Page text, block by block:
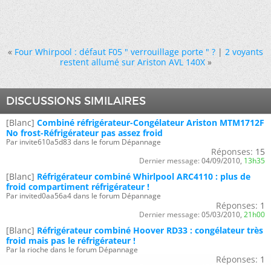
« Four Whirpool : défaut F05 " verrouillage porte " ?|2 voyants
restent allumé sur Ariston AVL 140X »
DISCUSSIONS SIMILAIRES
[Blanc] Combiné réfrigérateur-Congélateur Ariston MTM1712F
No frost-Réfrigérateur pas assez froid
Par invite610a5d83 dans le forum Dépannage
Réponses: 15
Dernier message: 04/09/2010, 13h35
[Blanc] Réfrigérateur combiné Whirlpool ARC4110 : plus de
froid compartiment réfrigérateur !
Par invited0aa56a4 dans le forum Dépannage
Réponses: 1
Dernier message: 05/03/2010, 21h00
[Blanc] Réfrigérateur combiné Hoover RD33 : congélateur très
froid mais pas le réfrigérateur !
Par la rioche dans le forum Dépannage
Réponses: 1